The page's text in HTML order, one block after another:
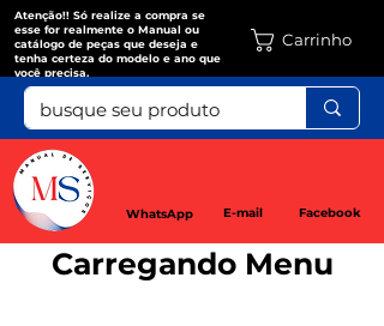
Atenção!! Só realize a compra se
esse for realmente o Manual ou
catálogo de peças que deseja e
tenha certeza do modelo e ano que
você precisa.
WhatsApp E-mail Facebook
Carrinho
Carregando Menu